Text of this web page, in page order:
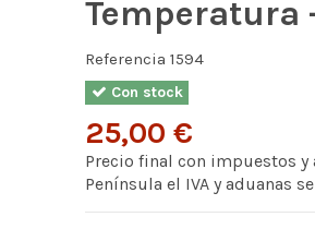
Temperatura
Referencia 1594
Con stock
25,00 €
Precio final con impuestos y
Península el IVA y aduanas